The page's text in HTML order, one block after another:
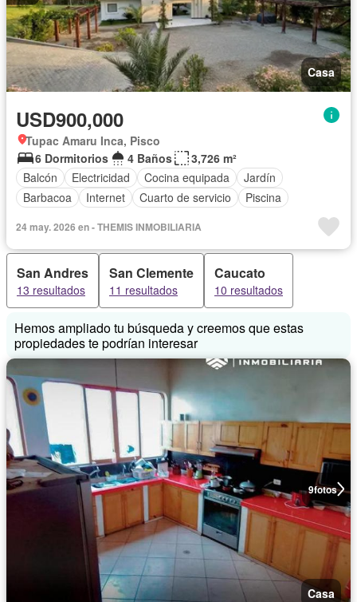
Casa
USD900,000
Tupac Amaru Inca, Pisco
6 Dormitorios
4 Baños
3,726 m²
Balcón
Electricidad Cocina equipada
Jardín
Barbacoa
Internet Cuarto de servicio Piscina
24 may. 2026 en - THEMIS INMOBILIARIA
San Andres
13 resultados
San Clemente
11 resultados
Caucato
10 resultados
Hemos ampliado tu búsqueda y creemos que estas
propiedades te podrían interesar
9fotos
Casa